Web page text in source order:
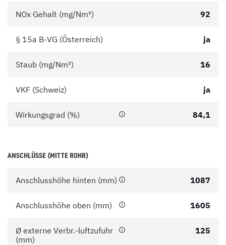
NOx Gehalt (mg/Nm³) 92
§ 15a B-VG (Österreich) ja
Staub (mg/Nm³) 16
VKF (Schweiz) ja
Wirkungsgrad (%) 84,1
ANSCHLÜSSE (MITTE ROHR)
Anschlusshöhe hinten (mm) 1087
Anschlusshöhe oben (mm) 1605
Ø externe Verbr.-luftzufuhr
(mm)
125